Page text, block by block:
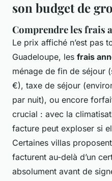
son budget de
Comprendre les frais
Le prix affiché n’est pas
Guadeloupe, les frais
ménage de fin de séjour
€), taxe de séjour
par nuit), ou encore
crucial : avec la
facture peut exploser si
Certaines villas
facturent au-delà d’un
absolument avant de